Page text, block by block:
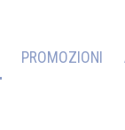
PROMOZIONI